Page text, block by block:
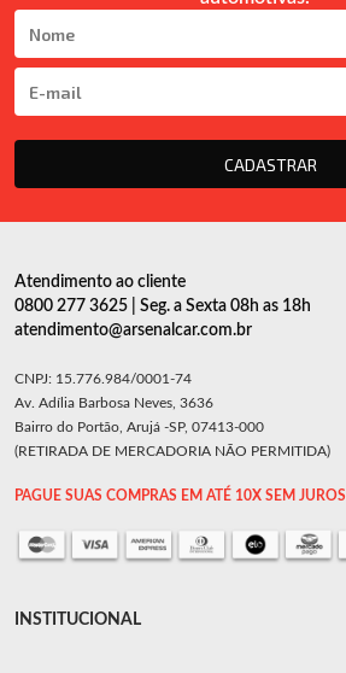
CADASTRAR
Atendimento ao cliente
0800 277 3625 | Seg. a Sexta 08h as 18h
atendimento@arsenalcar.com.br
CNPJ: 15.776.984/0001-74
Av. Adília Barbosa Neves, 3636
Bairro do Portão, Arujá -SP, 07413-000
(RETIRADA DE MERCADORIA NÃO PERMITIDA)
PAGUE SUAS COMPRAS EM ATÉ 10X SEM JUROS
INSTITUCIONAL